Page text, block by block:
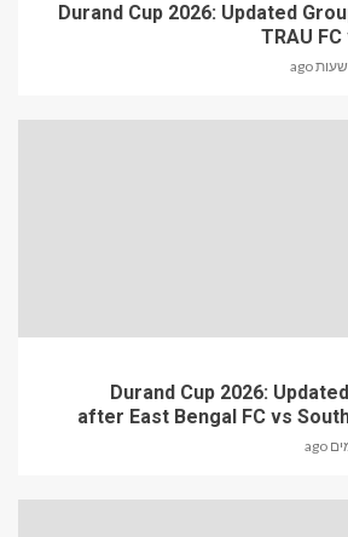
Durand Cup 2026: Updated
TRAU
Durand Cup 2026:
after East Bengal FC vs